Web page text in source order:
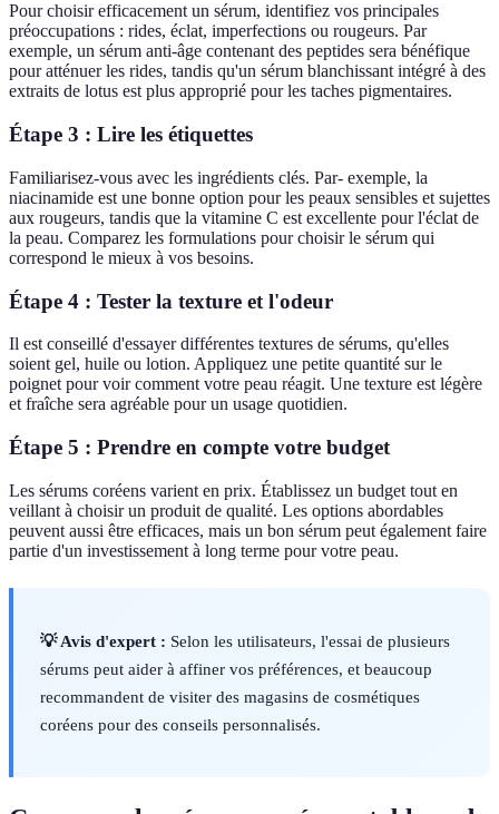
Pour choisir efficacement un sérum, identifiez vos principales
préoccupations : rides, éclat, imperfections ou rougeurs. Par
exemple, un sérum anti-âge contenant des peptides sera bénéfique
pour atténuer les rides, tandis qu'un sérum blanchissant intégré à des
extraits de lotus est plus approprié pour les taches pigmentaires.
Étape 3 : Lire les étiquettes
Familiarisez-vous avec les ingrédients clés. Par- exemple, la
niacinamide est une bonne option pour les peaux sensibles et sujettes
aux rougeurs, tandis que la vitamine C est excellente pour l'éclat de
la peau. Comparez les formulations pour choisir le sérum qui
correspond le mieux à vos besoins.
Étape 4 : Tester la texture et l'odeur
Il est conseillé d'essayer différentes textures de sérums, qu'elles
soient gel, huile ou lotion. Appliquez une petite quantité sur le
poignet pour voir comment votre peau réagit. Une texture est légère
et fraîche sera agréable pour un usage quotidien.
Étape 5 : Prendre en compte votre budget
Les sérums coréens varient en prix. Établissez un budget tout en
veillant à choisir un produit de qualité. Les options abordables
peuvent aussi être efficaces, mais un bon sérum peut également faire
partie d'un investissement à long terme pour votre peau.
💡 Avis d'expert : Selon les utilisateurs, l'essai de plusieurs
sérums peut aider à affiner vos préférences, et beaucoup
recommandent de visiter des magasins de cosmétiques
coréens pour des conseils personnalisés.